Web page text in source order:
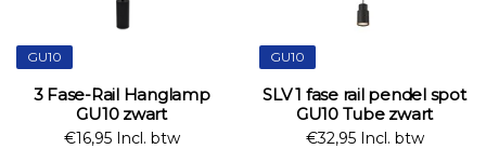
GU10
3 Fase-Rail Hanglamp
GU10 zwart
€16,95 Incl. btw
GU10
SLV 1 fase rail pendel spot
GU10 Tube zwart
€32,95 Incl. btw